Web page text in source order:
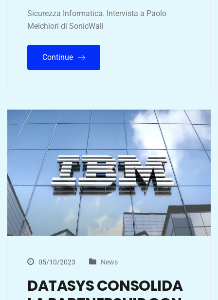
Sicurezza Informatica. Intervista a Paolo
Melchiori di SonicWall
Continue
05/10/2023 News
DATASYS CONSOLIDA